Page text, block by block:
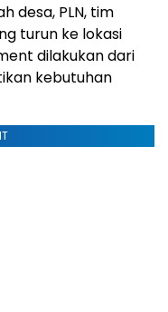
desa, PLN, tim
turun ke lokasi
dilakukan dari
kebutuhan